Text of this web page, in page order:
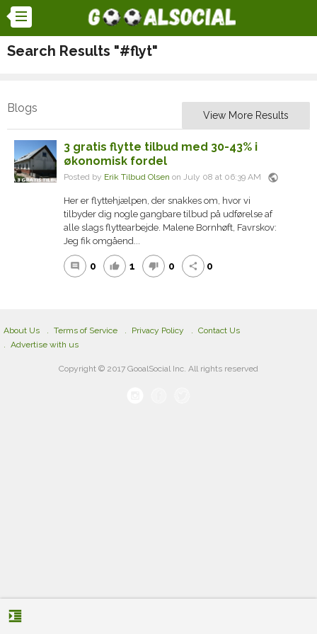
Search Results "#flyt"
Blogs
View More Results
3 gratis flytte tilbud med 30-43% i
økonomisk fordel
Posted by Erik Tilbud Olsen on July 08 at 06:39 AM public
Her er flyttehjælpen, der snakkes om, hvor vi
tilbyder dig nogle gangbare tilbud på udførelse af
alle slags flyttearbejde. Malene Bornhøft, Favrskov:
Jeg fik omgåend...
comment 0 thumb_up 1 thumb_down 0 share 0
format_indent_increase
About Us Terms of Service Privacy Policy
Contact Us
Advertise with us
Copyright © 2017 GooalSocial Inc. All rights reserved